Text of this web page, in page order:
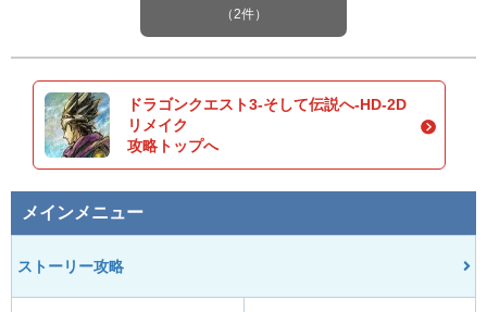
（2件）
ドラゴンクエスト3-そして伝説へ-HD-2D
リメイク
攻略トップへ
メインメニュー
ストーリー攻略